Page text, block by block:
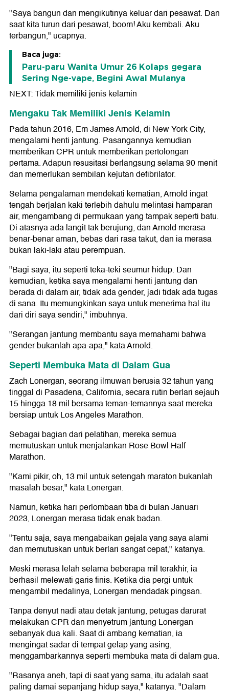
"Saya bangun dan mengikutinya keluar dari pesawat. Dan
saat kita turun dari pesawat, boom! Aku kembali. Aku
terbangun," ucapnya.
Baca juga:
Paru-paru Wanita Umur 26 Kolaps gegara
Sering Nge-vape, Begini Awal Mulanya
NEXT: Tidak memiliki jenis kelamin
Mengaku Tak Memiliki Jenis Kelamin
Pada tahun 2016, Em James Arnold, di New York City,
mengalami henti jantung. Pasangannya kemudian
memberikan CPR untuk memberikan pertolongan
pertama. Adapun resusitasi berlangsung selama 90 menit
dan memerlukan sembilan kejutan defibrilator.
Selama pengalaman mendekati kematian, Arnold ingat
tengah berjalan kaki terlebih dahulu melintasi hamparan
air, mengambang di permukaan yang tampak seperti batu.
Di atasnya ada langit tak berujung, dan Arnold merasa
benar-benar aman, bebas dari rasa takut, dan ia merasa
bukan laki-laki atau perempuan.
"Bagi saya, itu seperti teka-teki seumur hidup. Dan
kemudian, ketika saya mengalami henti jantung dan
berada di dalam air, tidak ada gender, jadi tidak ada tugas
di sana. Itu memungkinkan saya untuk menerima hal itu
dari diri saya sendiri," imbuhnya.
"Serangan jantung membantu saya memahami bahwa
gender bukanlah apa-apa," kata Arnold.
Seperti Membuka Mata di Dalam Gua
Zach Lonergan, seorang ilmuwan berusia 32 tahun yang
tinggal di Pasadena, California, secara rutin berlari sejauh
15 hingga 18 mil bersama teman-temannya saat mereka
bersiap untuk Los Angeles Marathon.
Sebagai bagian dari pelatihan, mereka semua
memutuskan untuk menjalankan Rose Bowl Half
Marathon.
"Kami pikir, oh, 13 mil untuk setengah maraton bukanlah
masalah besar," kata Lonergan.
Namun, ketika hari perlombaan tiba di bulan Januari
2023, Lonergan merasa tidak enak badan.
"Tentu saja, saya mengabaikan gejala yang saya alami
dan memutuskan untuk berlari sangat cepat," katanya.
Meski merasa lelah selama beberapa mil terakhir, ia
berhasil melewati garis finis. Ketika dia pergi untuk
mengambil medalinya, Lonergan mendadak pingsan.
Tanpa denyut nadi atau detak jantung, petugas darurat
melakukan CPR dan menyetrum jantung Lonergan
sebanyak dua kali. Saat di ambang kematian, ia
mengingat sadar di tempat gelap yang asing,
menggambarkannya seperti membuka mata di dalam gua.
"Rasanya aneh, tapi di saat yang sama, itu adalah saat
paling damai sepanjang hidup saya," katanya. "Dalam